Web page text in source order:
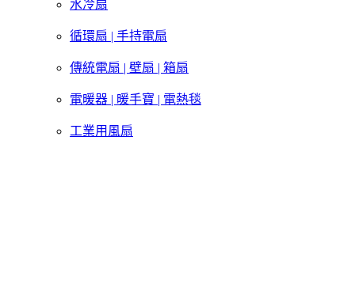
水冷扇
循環扇 | 手持電扇
傳統電扇 | 壁扇 | 箱扇
電暖器 | 暖手寶 | 電熱毯
工業用風扇